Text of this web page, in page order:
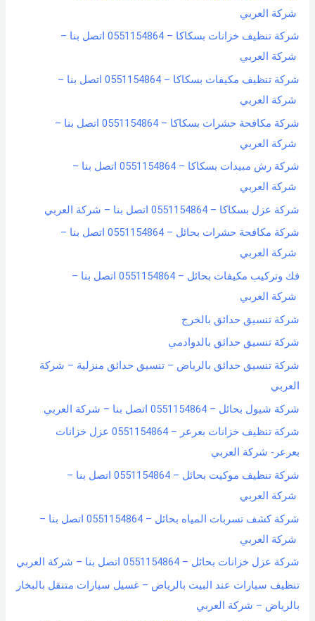
شركة العربي
شركة تنظيف خزانات بسكاكا – 0551154864 اتصل بنا –
شركة العربي
شركة تنظيف مكيفات بسكاكا – 0551154864 اتصل بنا –
شركة العربي
شركة مكافحة حشرات بسكاكا – 0551154864 اتصل بنا –
شركة العربي
شركة رش مبيدات بسكاكا – 0551154864 اتصل بنا –
شركة العربي
شركة عزل بسكاكا – 0551154864 اتصل بنا – شركة العربي
شركة مكافحة حشرات بحائل – 0551154864 اتصل بنا –
شركة العربي
فك وتركيب مكيفات بحائل – 0551154864 اتصل بنا –
شركة العربي
شركة تنسيق حدائق بالخرج
شركة تنسيق حدائق بالدوادمي
شركة تنسيق حدائق بالرياض – تنسيق حدائق منزلية – شركة
العربي
شركة شيول بحائل – 0551154864 اتصل بنا – شركة العربي
شركة تنظيف خزانات بعرعر – 0551154864 عزل خزانات
بعرعر- شركة العربي
شركة تنظيف موكيت بحائل – 0551154864 اتصل بنا –
شركة العربي
شركة كشف تسربات المياه بحائل – 0551154864 اتصل بنا –
شركة العربي
شركة عزل خزانات بحائل – 0551154864 اتصل بنا – شركة العربي
تنظيف سيارات عند البيت بالرياض – غسيل سيارات متنقل بالبخار
بالرياض – شركة العربي